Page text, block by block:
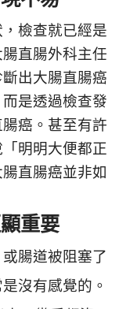
檢查就已經是
直腸外科主任
出大腸直腸癌
是透過檢查發
癌。甚至有許
明明大便都正
直腸癌並非如
重要
腸道被阻塞了
沒有感覺的。